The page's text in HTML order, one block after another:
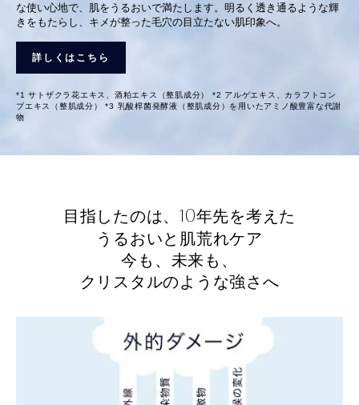
な使い心地で、肌をうるおいで満たします。明るく透き通るような輝
きをもたらし、キメが整った毛穴の目立たない肌印象へ。
詳しくはこちら
*1 サトザクラ花エキス、酒粕エキス（整肌成分） *2 アルゲエキス、カラフトコン
ブエキス（整肌成分） *3 乳酸桿菌発酵液（整肌成分）を用いたアミノ酸豊富な代謝
物
目指したのは、10年先を考えた
うるおいと肌荒れケア
今も、未来も、
クリスタルのような強さへ